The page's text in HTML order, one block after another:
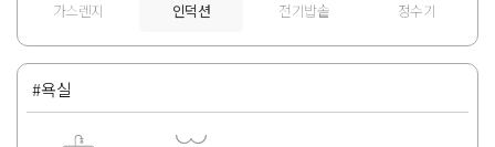
가스렌지 인덕션 전기밥솥 정수기
#욕실